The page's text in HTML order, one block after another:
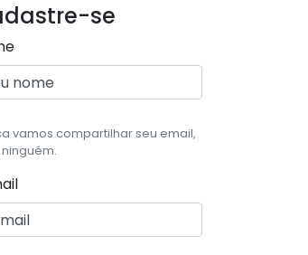
se
vamos compartilhar seu email,